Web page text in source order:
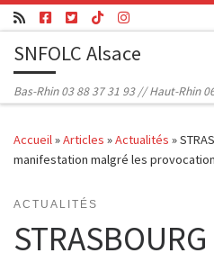
Passer au contenu
SNFOLC Alsace
Bas-Rhin 03 88 37 31 93 // Haut-Rhin
Accueil»Articles »Actualités »
manifestation malgré les
ACTUALITÉS